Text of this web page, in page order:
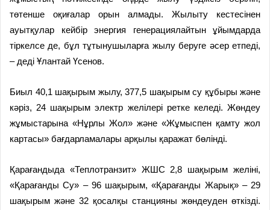
төтенше оқиғалар орын алмады. Жылыту кестесінен
ауытқулар кейбір энергия генерациялайтын ұйымдарда
тіркелсе де, бұл тұтынушыларға жылу беруге әсер етпеді,
– деді Ұлантай Үсенов.
Биыл 40,1 шақырым жылу, 377,5 шақырым су құбыры және
кәріз, 24 шақырым электр желілері ретке келеді. Жөндеу
жұмыстарына «Нұрлы Жол» және «Жұмыспен қамту жол
картасы» бағдарламалары арқылы қаражат бөлінді.
Қарағандыда «Теплотранзит» ЖШС 2,8 шақырым желіні,
«Қарағанды Су» – 96 шақырым, «Қарағанды Жарық» – 29
шақырым және 32 қосалқы станцияны жөндеуден өткізді.